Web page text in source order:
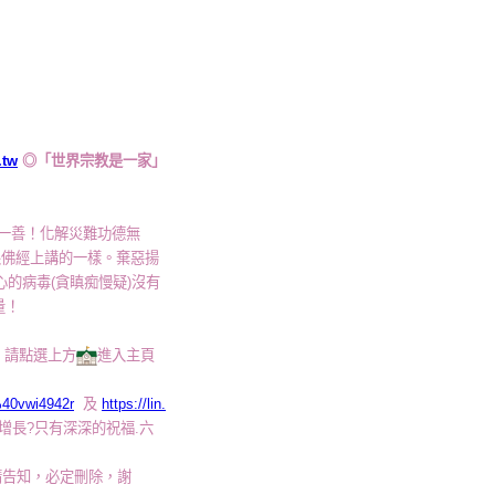
◎「世界宗教是一家」
善！化解災難功德無
經上講的一樣。棄惡揚
的病毒(貪瞋痴慢疑)沒有
請點選上方 進入主頁
及 https://lin.
長?只有深深的祝福.六
知，必定刪除，謝